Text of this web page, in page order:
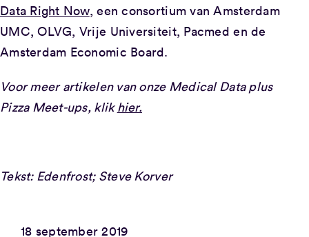
Data Right Now, een consortium van Amsterdam
UMC, OLVG, Vrije Universiteit, Pacmed en de
Amsterdam Economic Board.
Voor meer artikelen van onze Medical Data plus
Pizza Meet-ups, klikhier.
Tekst: Edenfrost; Steve Korver
18 september 2019